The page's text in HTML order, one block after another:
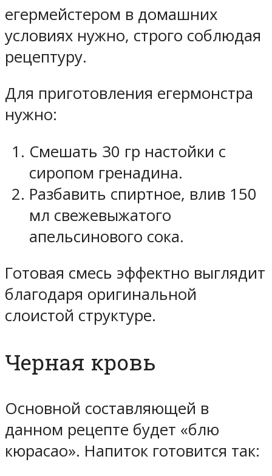
егермейстером в домашних
условиях нужно, строго соблюдая
рецептуру.
Для приготовления егермонстра
нужно:
Смешать 30 гр настойки с
сиропом гренадина.
Разбавить спиртное, влив 150
мл свежевыжатого
апельсинового сока.
Готовая смесь эффектно выглядит
благодаря оригинальной
слоистой структуре.
Черная кровь
Основной составляющей в
данном рецепте будет «блю
кюрасао». Напиток готовится так: